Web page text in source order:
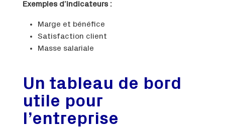
Exemples d’indicateurs :
Marge et bénéfice
Satisfaction client
Masse salariale
Un tableau de bord
utile pour
l’entreprise